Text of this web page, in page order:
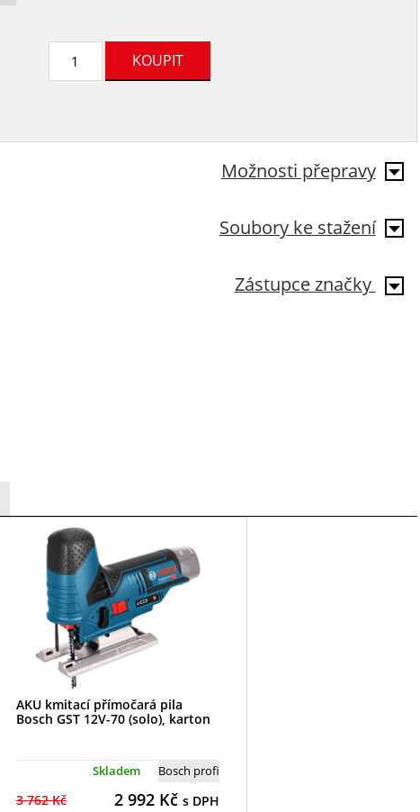
Možnosti přepravy
Soubory ke stažení
Zástupce značky
AKU kmitací přímočará pila
Bosch GST 12V-70 (solo), karton
Bosch profi
Skladem
3 762 Kč 2 992Kč s DPH